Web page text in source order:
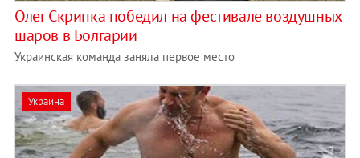
Олег Скрипка победил на фестивале воздушных
шаров в Болгарии
Украинская команда заняла первое место
Украина